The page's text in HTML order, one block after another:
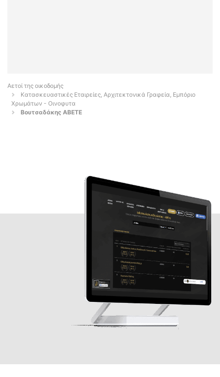
Αετοί της οικοδομής
Κατασκευαστικές Εταιρείες, Αρχιτεκτονικά Γραφεία, Εμπόριο
Χρωμάτων - Οινοφυτα
Bουτσαδάκης ΑΒΕΤΕ